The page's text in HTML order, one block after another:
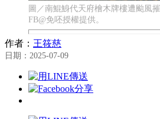
圖／南鯤鯓代天府檜木牌樓遭颱風
FB@免呸授權提供。
作者： 王筱慈
日期：2025-07-09